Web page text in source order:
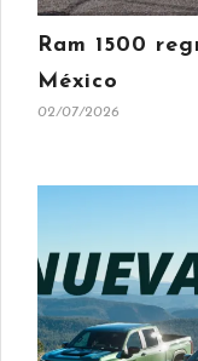
Ram 1500
México
02/07/2026